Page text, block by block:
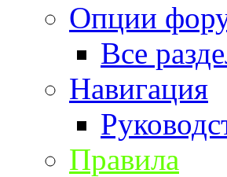
Опции
Все
Навигация
Правила